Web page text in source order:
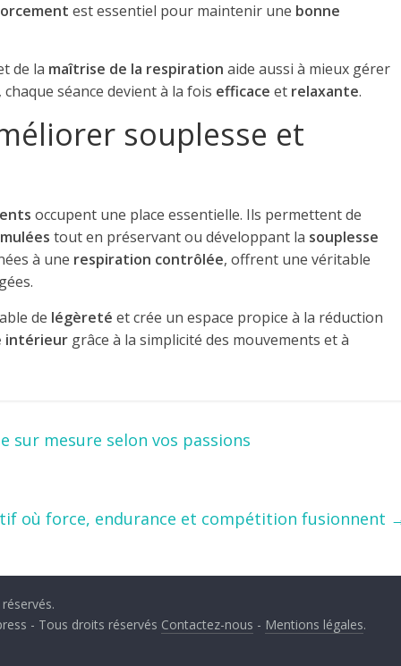
est essentiel pour maintenir une bonne
de la maîtrise de la respiration aide aussi à mieux gérer
séance devient à la fois efficace et relaxante.
souplesse et
occupent une place essentielle. Ils permettent de
tout en préservant ou développant la souplesse
à une respiration contrôlée, offrent une véritable
de légèreté et crée un espace propice à la réduction
intérieur grâce à la simplicité des mouvements et à
sur mesure selon vos passions
où force, endurance et compétition fusionnent
- Tous droits réservés Contactez-nous - Mentions légales.